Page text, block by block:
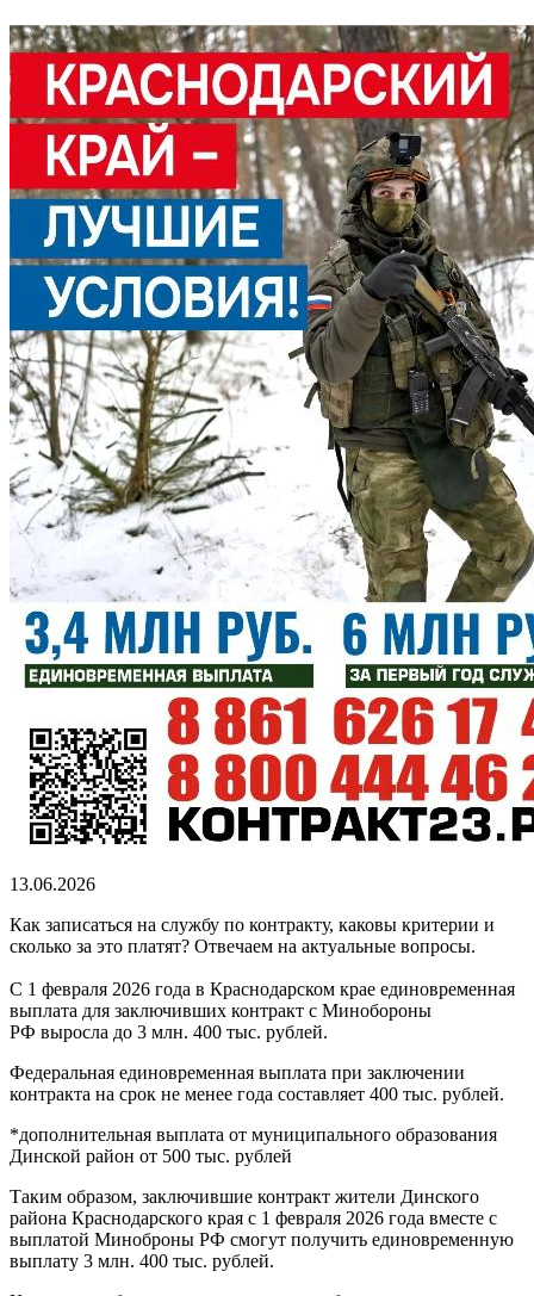
13.06.2026
Как записаться на службу по контракту, каковы критерии и
сколько за это платят? Отвечаем на актуальные вопросы.
С 1 февраля 2026 года в Краснодарском крае единовременная
выплата для заключивших контракт с Минобороны
РФ выросла до 3 млн. 400 тыс. рублей.
Федеральная единовременная выплата при заключении
контракта на срок не менее года составляет 400 тыс. рублей.
*дополнительная выплата от муниципального образования
Динской район от 500 тыс. рублей
Таким образом, заключившие контракт жители Динского
района Краснодарского края с 1 февраля 2026 года вместе с
выплатой Миноброны РФ смогут получить единовременную
выплату 3 млн. 400 тыс. рублей.